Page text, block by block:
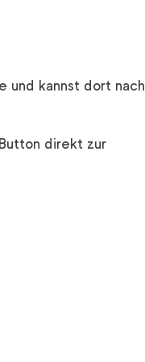
und kannst dort nach
direkt zur